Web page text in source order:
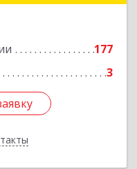
177
3